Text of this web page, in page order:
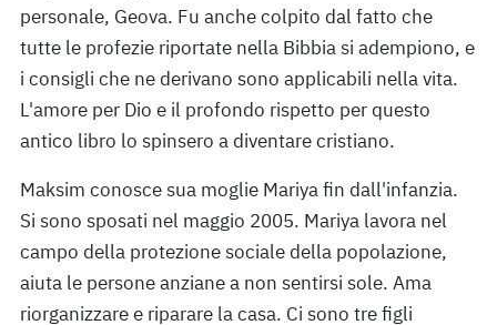
personale, Geova. Fu anche colpito dal fatto che
tutte le profezie riportate nella Bibbia si adempiono, e
i consigli che ne derivano sono applicabili nella vita.
L'amore per Dio e il profondo rispetto per questo
antico libro lo spinsero a diventare cristiano.
Maksim conosce sua moglie Mariya fin dall'infanzia.
Si sono sposati nel maggio 2005. Mariya lavora nel
campo della protezione sociale della popolazione,
aiuta le persone anziane a non sentirsi sole. Ama
riorganizzare e riparare la casa. Ci sono tre figli